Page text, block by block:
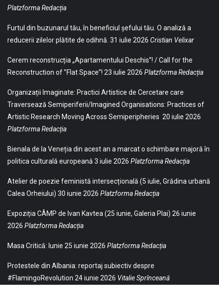
Platzforma Redacția
Furtul din buzunarul tău, în beneficiul șefului tău. O analiză a
reducerii zilelor plătite de odihnă. 31 iulie 2026 Cristian Velixar
Cerem reconstrucția „Apartamentului Deschis”! / Call for the
Reconstruction of ”Flat Space”! 23 iulie 2026 Platzforma Redacția
Organizații Imaginate: Practici Artistice de Cercetare care
Traversează Semiperiferii/Imagined Organisations: Practices of
Artistic Research Moving Across Semiperipheries 20 iulie 2026
Platzforma Redacția
Bienala de la Veneția din acest an a marcat o schimbare majoră în
politica culturală europeană 3 iulie 2026 Platzforma Redacția
Atelier de poezie feministă intersecțională (5 iulie, Grădina urbană
Calea Orheiului) 30 iunie 2026 Platzforma Redacția
Expoziția CÂMP de Ivan Kavtea (25 iunie, Galeria Plai) 26 iunie
2026 Platzforma Redacția
Masa Critică: Iunie 25 iunie 2026 Platzforma Redacția
Protestele din Albania: reportaj subiectiv despre
#FlamingoRevolution 24 iunie 2026 Vitalie Sprînceană